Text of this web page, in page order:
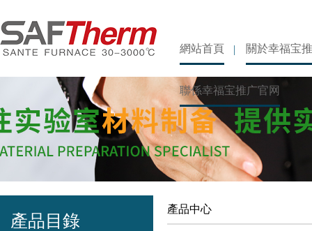
網站首頁 關於幸福宝
聯係幸福宝推广官网
產品目錄
產品中心